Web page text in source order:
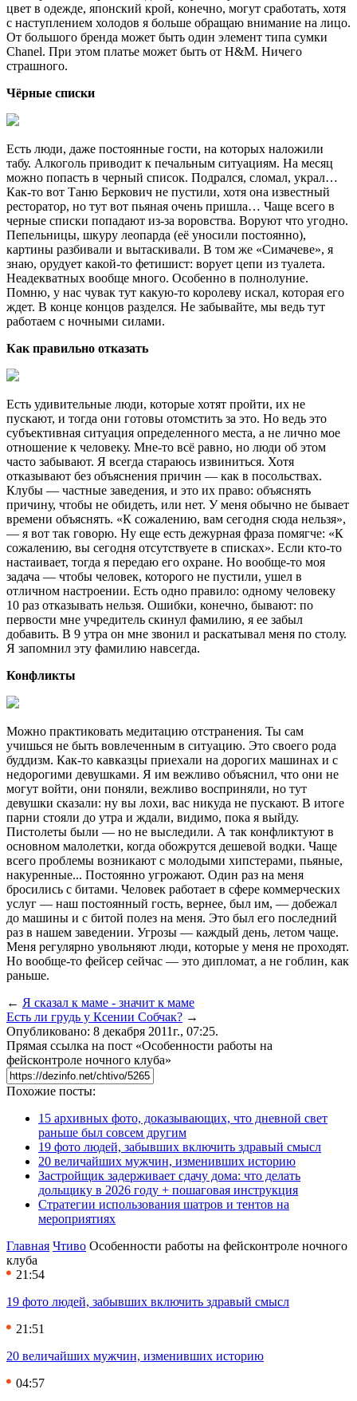
цвет в одежде, японский крой, конечно, могут сработать, хотя
с наступлением холодов я больше обращаю внимание на лицо.
От большого бренда может быть один элемент типа сумки
Chanel. При этом платье может быть от H&M. Ничего
страшного.
Чёрные списки
Есть люди, даже постоянные гости, на которых наложили
табу. Алкоголь приводит к печальным ситуациям. На месяц
можно попасть в черный список. Подрался, сломал, украл…
Как-то вот Таню Беркович не пустили, хотя она известный
ресторатор, но тут вот пьяная очень пришла… Чаще всего в
черные списки попадают из-за воровства. Воруют что угодно.
Пепельницы, шкуру леопарда (её уносили постоянно),
картины разбивали и вытаскивали. В том же «Симачеве», я
знаю, орудует какой-то фетишист: ворует цепи из туалета.
Неадекватных вообще много. Особенно в полнолуние.
Помню, у нас чувак тут какую-то королеву искал, которая его
ждет. В конце концов разделся. Не забывайте, мы ведь тут
работаем с ночными силами.
Как правильно отказать
Есть удивительные люди, которые хотят пройти, их не
пускают, и тогда они готовы отомстить за это. Но ведь это
субъективная ситуация определенного места, а не лично мое
отношение к человеку. Мне-то всё равно, но люди об этом
часто забывают. Я всегда стараюсь извиниться. Хотя
отказывают без объяснения причин — как в посольствах.
Клубы — частные заведения, и это их право: объяснять
причину, чтобы не обидеть, или нет. У меня обычно не бывает
времени объяснять. «К сожалению, вам сегодня сюда нельзя»,
— я вот так говорю. Ну еще есть дежурная фраза помягче: «К
сожалению, вы сегодня отсутствуете в списках». Если кто-то
настаивает, тогда я передаю его охране. Но вообще-то моя
задача — чтобы человек, которого не пустили, ушел в
отличном настроении. Есть одно правило: одному человеку
10 раз отказывать нельзя. Ошибки, конечно, бывают: по
первости мне учредитель скинул фамилию, я ее забыл
добавить. В 9 утра он мне звонил и раскатывал меня по столу.
Я запомнил эту фамилию навсегда.
Конфликты
Можно практиковать медитацию отстранения. Ты сам
учишься не быть вовлеченным в ситуацию. Это своего рода
буддизм. Как-то кавказцы приехали на дорогих машинах и с
недорогими девушками. Я им вежливо объяснил, что они не
могут войти, они поняли, вежливо восприняли, но тут
девушки сказали: ну вы лохи, вас никуда не пускают. В итоге
парни стояли до утра и ждали, видимо, пока я выйду.
Пистолеты были — но не выследили. А так конфликтуют в
основном малолетки, когда обожрутся дешевой водки. Чаще
всего проблемы возникают с молодыми хипстерами, пьяные,
накуренные... Постоянно угрожают. Один раз на меня
бросились с битами. Человек работает в сфере коммерческих
услуг — наш постоянный гость, вернее, был им, — добежал
до машины и с битой полез на меня. Это был его последний
раз в нашем заведении. Угрозы — каждый день, летом чаще.
Меня регулярно увольняют люди, которые у меня не проходят.
Но вообще-то фейсер сейчас — это дипломат, а не гоблин, как
раньше.
← Я сказал к маме - значит к маме
Есть ли грудь у Ксении Собчак? →
Опубликовано: 8 декабря 2011г., 07:25.
Прямая ссылка на пост «Особенности работы на
фейсконтроле ночного клуба»
Похожие посты:
15 архивных фото, доказывающих, что дневной свет
раньше был совсем другим
19 фото людей, забывших включить здравый смысл
20 величайших мужчин, изменивших историю
Застройщик задерживает сдачу дома: что делать
дольщику в 2026 году + пошаговая инструкция
Стратегии использования шатров и тентов на
мероприятиях
Главная Чтиво Особенности работы на фейсконтроле ночного
клуба
21:54
19 фото людей, забывших включить здравый смысл
21:51
20 величайших мужчин, изменивших историю
04:57